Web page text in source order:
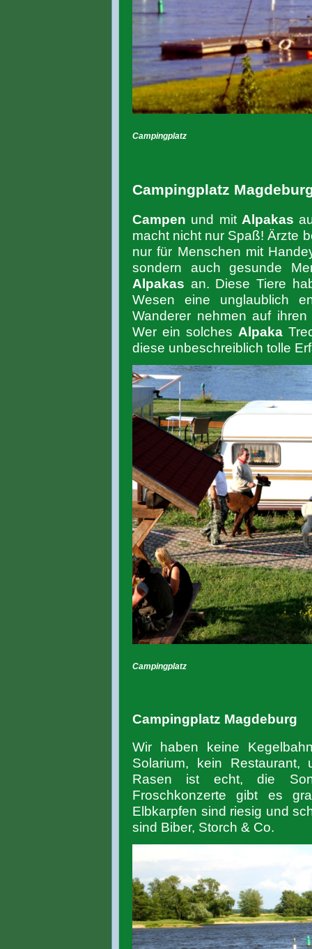
Campingplatz
Campingplatz
Campen und mit Alpakas
macht nicht nur Spaß! Ärzte
nur für Menschen mit
sondern auch gesunde
Alpakas an. Diese Tiere
Wesen eine unglaublich
Wanderer nehmen auf
Wer ein solches Alpaka
diese unbeschreiblich tolle
Campingplatz
Campingplatz Magdeburg
Wir haben keine
Solarium, kein
Rasen ist echt, die
Froschkonzerte gibt es
Elbkarpfen sind riesig und
sind Biber, Storch & Co.